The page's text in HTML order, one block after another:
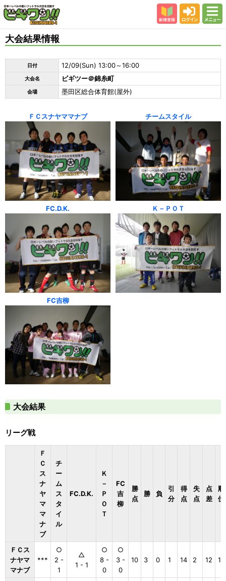
会場
大会結果
よくある質問
参加者の声
大会結果情報
日付 12/09(Sun) 13:00～16:00
大会名 ビギツー＠錦糸町
会場 墨田区総合体育館(屋外)
ＦＣスナヤママナブ チームスタイル
FC.D.K. Ｋ－ＰＯＴ
FC吉柳
大会結果
リーグ戦
Ｆ
Ｃ
ス
ナ
ヤ
マ
マ
ナ
ブ
チ
ー
ム
ス
タ
イ
ル
FC.D.K.
Ｋ
－
Ｐ
Ｏ
Ｔ
FC
吉
柳
勝
点
勝 負
引
分
得
点
失
点
点
差
順
位
ＦＣス
ナヤマ
マナブ
***
○
2 -
1
△
1 - 1
○
8 -
0
○
3 -
0
10 3 0 1 14 2 12 1